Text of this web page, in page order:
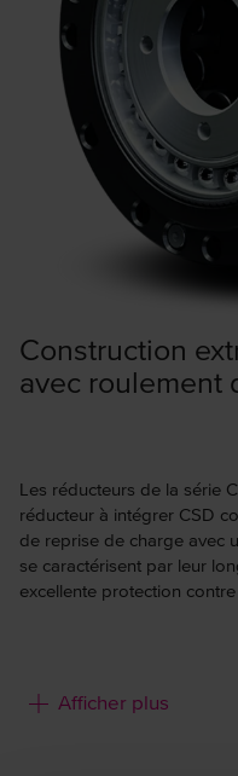
Construction
avec roulement
Les réducteurs de la série
réducteur à intégrer CSD
de reprise de charge avec
se caractérisent par leur
excellente protection
Caractéristiques :
Afficher plus